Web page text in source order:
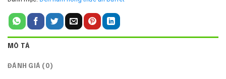
MÔ TẢ
ĐÁNH GIÁ (0)